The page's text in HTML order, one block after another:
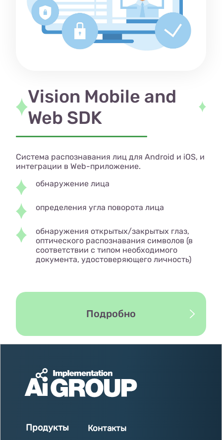
Vision Mobile and
Web SDK
Система распознавания лиц для Android и iOS, и
интеграции в Web-приложение.
обнаружение лица
определения угла поворота лица
обнаружения открытых/закрытых глаз,
оптического распознавания символов (в
соответствии с типом необходимого
документа, удостоверяющего личность)
Подробно
Продукты Контакты